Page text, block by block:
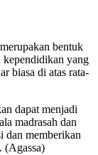
bentuk
kependidikan yang
biasa di atas rata-
dapat menjadi
madrasah dan
dan memberikan
(Agassa)